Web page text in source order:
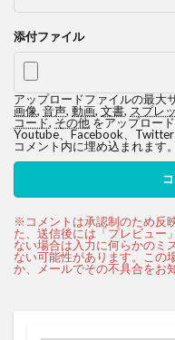
添付ファイル
アップロードファイルの最大
画像, 音声, 動画, 文書, スプレ
コード,その他をアップロー
Youtube、Facebook、
コメント内に埋め込まれます。